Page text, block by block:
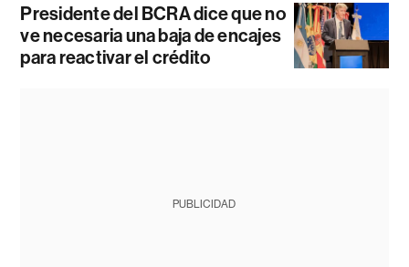
Presidente del BCRA dice que no
ve necesaria una baja de encajes
para reactivar el crédito
PUBLICIDAD